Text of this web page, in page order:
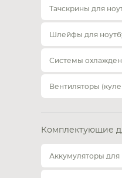
Тачскрины для
Шлейфы для
Системы
Вентиляторы
Комплектующие
Аккумуляторы для